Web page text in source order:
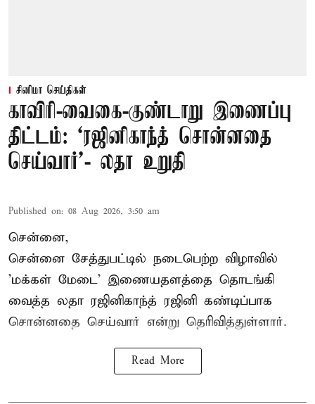
சினிமா செய்திகள்
காவிரி-வைகை-குண்டாறு இணைப்பு
திட்டம்: ‘ரஜினிகாந்த் சொன்னதை
செய்வார்’- லதா உறுதி
Published on: 08 Aug 2026, 3:50 am
சென்னை,
சென்னை சேத்துபட்டில் நடைபெற்ற விழாவில்
'மக்கள் மேடை' இணையதளத்தை தொடங்கி
வைத்த லதா ரஜினிகாந்த் ரஜினி கண்டிப்பாக
சொன்னதை செய்வார் என்று தெரிவித்துள்ளார்.
Read More